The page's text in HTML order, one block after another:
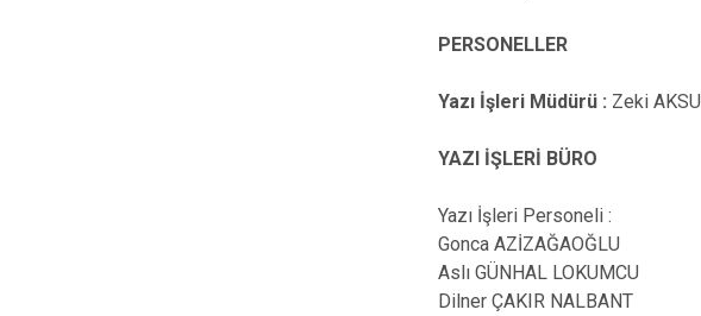
PERSONELLER
Yazı İşleri Müdürü : Zeki AKSU
YAZI İŞLERİ BÜRO
Yazı İşleri Personeli :
Gonca AZİZAĞAOĞLU
Aslı GÜNHAL LOKUMCU
Dilner ÇAKIR NALBANT